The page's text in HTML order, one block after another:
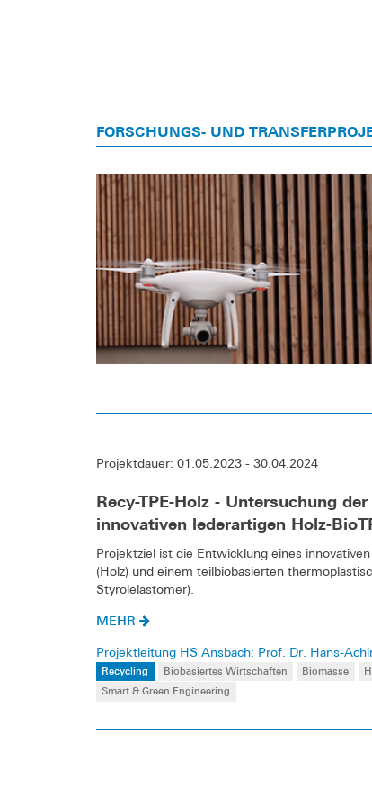
FORSCHUNGS- UND
Projektdauer: 01.05.2023 - 30.04.2024
Recy-TPE-Holz - Untersuchung
innovativen lederartigen Holz-
Projektziel ist die Entwicklung eines
(Holz) und einem teilbiobasierten
Styrolelastomer).
MEHR
Projektleitung HS Ansbach: Prof. Dr. Hans-
Recycling Biobasiertes Wirtschaften Biomasse
Smart & Green Engineering